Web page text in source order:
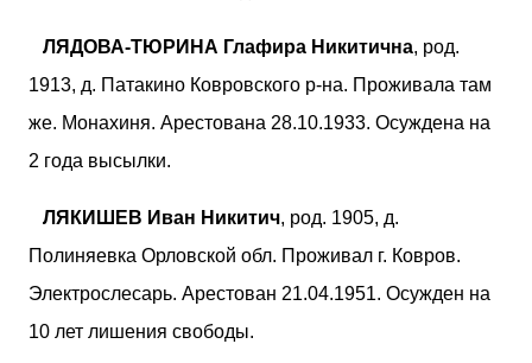
ЛЯДОВА-ТЮРИНА Глафира Никитична, род.
1913, д. Патакино Ковровского р-на. Проживала там
же. Монахиня. Арестована 28.10.1933. Осуждена на
2 года высылки.
ЛЯКИШЕВ Иван Никитич, род. 1905, д.
Полиняевка Орловской обл. Проживал г. Ковров.
Электрослесарь. Арестован 21.04.1951. Осужден на
10 лет лишения свободы.